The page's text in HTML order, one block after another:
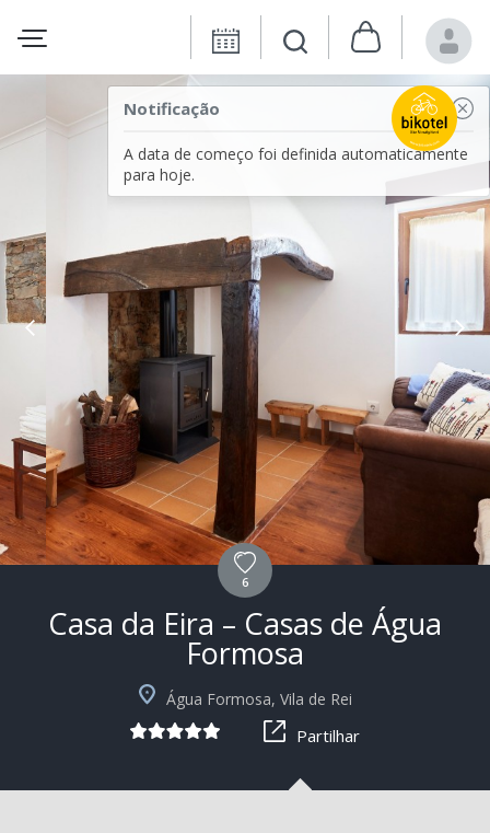
Notificação
A data de começo foi definida automaticamente
para hoje.
6
Casa da Eira – Casas de Água
Formosa
Água Formosa, Vila de Rei
Partilhar